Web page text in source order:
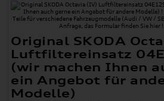
Original SKODA
Luftfiltereinsatz
(wir machen Ihnen
ein Angebot für
Modelle)